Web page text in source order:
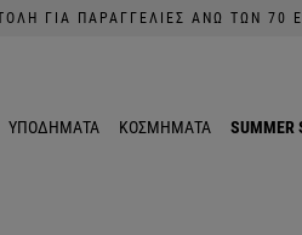
ΓΙΑ ΠΑΡΑΓΓΕΛΙΕΣ ΑΝΩ ΤΩΝ 70
ΥΠΟΔΗΜΑΤΑ ΚΟΣΜΗΜΑΤΑ SUMMER